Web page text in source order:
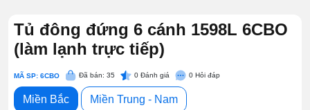
Tủ đông đứng 6 cánh 1598L 6CBO
(làm lạnh trực tiếp)
MÃ SP: 6CBO Đã bán: 35 0 Đánh giá 0 Hỏi đáp
Miền Bắc Miền Trung - Nam